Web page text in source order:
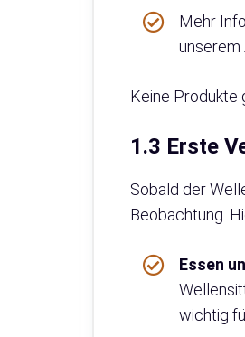
Mehr
unserem
Keine Produkte
1.3 Erste
Sobald der
Beobachtung.
Essen
wichtig